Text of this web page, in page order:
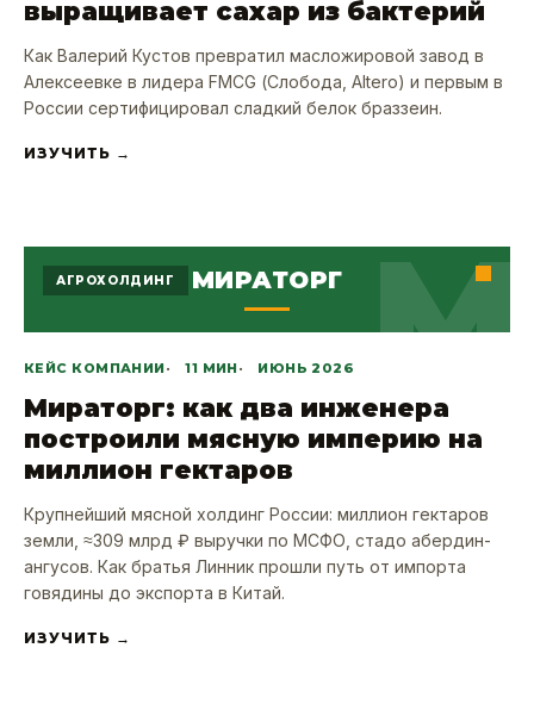
выращивает сахар из бактерий
Как Валерий Кустов превратил масложировой завод в
Алексеевке в лидера FMCG (Слобода, Altero) и первым в
России сертифицировал сладкий белок браззеин.
ИЗУЧИТЬ →
АГРОХОЛДИНГ М
МИРАТОРГ
КЕЙС КОМПАНИИ 11 МИН ИЮНЬ 2026
Мираторг: как два инженера
построили мясную империю на
миллион гектаров
Крупнейший мясной холдинг России: миллион гектаров
земли, ≈309 млрд ₽ выручки по МСФО, стадо абердин-
ангусов. Как братья Линник прошли путь от импорта
говядины до экспорта в Китай.
ИЗУЧИТЬ →